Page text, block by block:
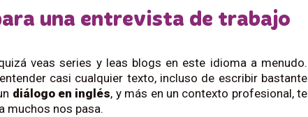
una entrevista de trabajo
veas series y leas blogs en este idioma a menudo.
casi cualquier texto, incluso de escribir bastante
diálogo en inglés, y más en un contexto profesional, te
muchos nos pasa.